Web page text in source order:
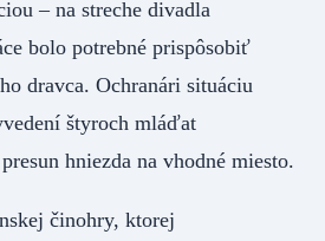
– na streche divadla
bolo potrebné prispôsobiť
dravca. Ochranári situáciu
štyroch mláďat
hniezda na vhodné miesto.
činohry, ktorej